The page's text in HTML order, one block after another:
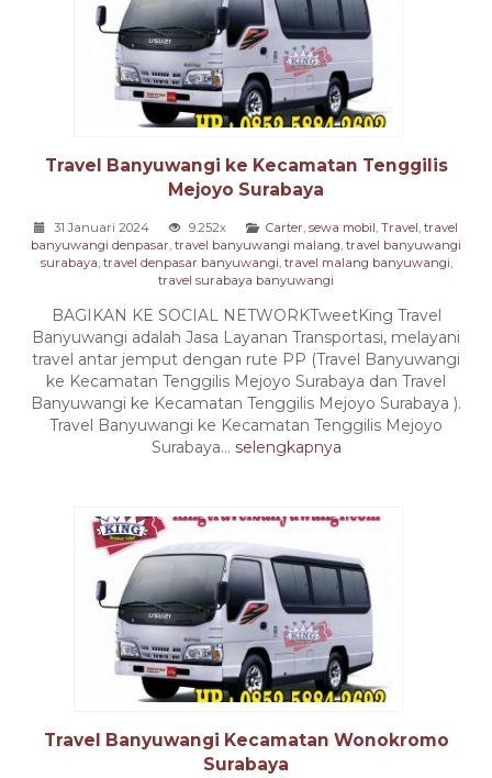
Travel Banyuwangi ke Kecamatan Tenggilis
Mejoyo Surabaya
31 Januari 2024 9.252x Carter sewa mobil Travel travel
banyuwangi denpasar travel banyuwangi malang travel banyuwangi
surabaya travel denpasar banyuwangi travel malang banyuwangi
travel surabaya banyuwangi
BAGIKAN KE SOCIAL NETWORKTweetKing Travel
Banyuwangi adalah Jasa Layanan Transportasi, melayani
travel antar jemput dengan rute PP (Travel Banyuwangi
ke Kecamatan Tenggilis Mejoyo Surabaya dan Travel
Banyuwangi ke Kecamatan Tenggilis Mejoyo Surabaya ).
Travel Banyuwangi ke Kecamatan Tenggilis Mejoyo
Surabaya... selengkapnya
Travel Banyuwangi Kecamatan Wonokromo
Surabaya